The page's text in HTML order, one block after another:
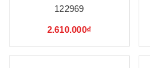
122969
2.610.000₫